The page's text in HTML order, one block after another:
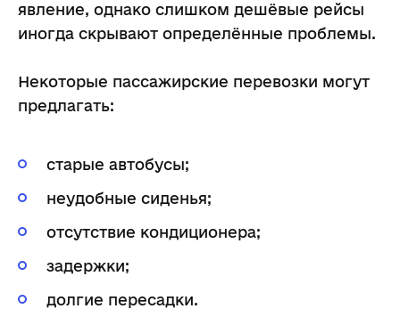
явление, однако слишком дешёвые рейсы
иногда скрывают определённые проблемы.
Некоторые пассажирские перевозки могут
предлагать:
старые автобусы;
неудобные сиденья;
отсутствие кондиционера;
задержки;
долгие пересадки.